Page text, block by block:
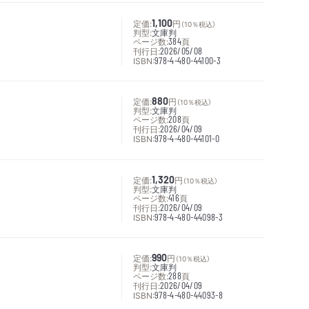
定価:1,100円 （10％税込）
判型:文庫判
ページ数:384頁
刊行日:2026/05/08
ISBN:978-4-480-44100-3
定価:880円 （10％税込）
判型:文庫判
ページ数:208頁
刊行日:2026/04/09
ISBN:978-4-480-44101-0
定価:1,320円 （10％税込）
判型:文庫判
ページ数:416頁
刊行日:2026/04/09
ISBN:978-4-480-44098-3
定価:990円 （10％税込）
判型:文庫判
ページ数:288頁
刊行日:2026/04/09
ISBN:978-4-480-44093-8